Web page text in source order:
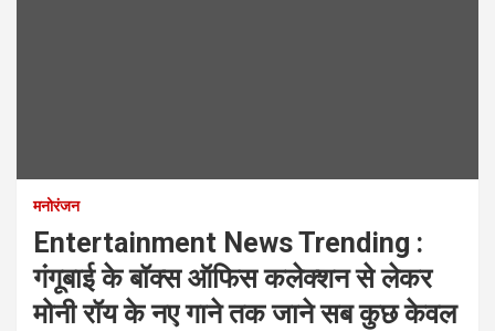
मनोरंजन
Entertainment News Trending :
गंगूबाई के बॉक्स ऑफिस कलेक्शन से लेकर
मोनी रॉय के नए गाने तक जाने सब कुछ केवल